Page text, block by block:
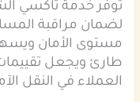
توفر خدمة تاكسي
لضمان مراقبة
مستوى الأمان
طارئ ويجعل
العملاء في النقل